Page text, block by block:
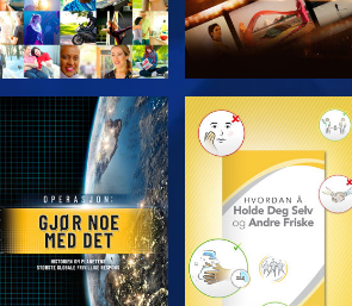
UTFORSK SERIEN UTFORSK SERIEN